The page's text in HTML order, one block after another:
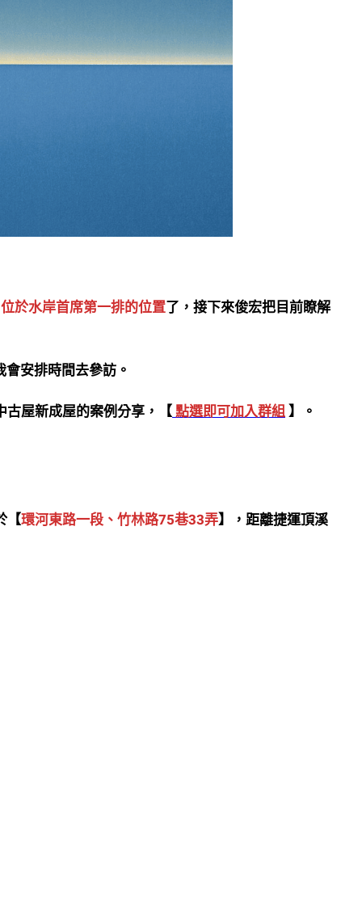
於水岸首席第一排的位置了，接下來俊宏把目前瞭解
安排時間去參訪。
屋新成屋的案例分享，【點選即可加入群組】。
【環河東路一段、竹林路75巷33弄】，距離捷運頂溪